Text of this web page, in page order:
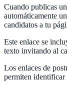
Cuando publicas
automáticamente
candidatos a tu
Este enlace se
texto invitando al
Los enlaces de
permiten identificar